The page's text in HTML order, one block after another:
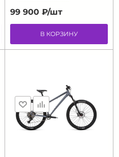
99 900 ₽/шт
В КОРЗИНУ